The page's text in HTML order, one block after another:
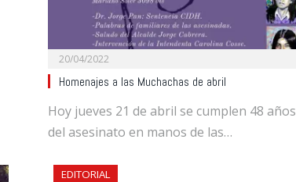
20/04/2022
Homenajes a las Muchachas de abril
Hoy jueves 21 de abril se cumplen 48 años
del asesinato en manos de las…
EDITORIAL